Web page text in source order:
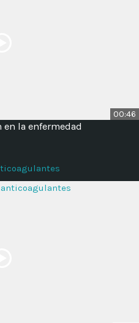
00:46
la enfermedad